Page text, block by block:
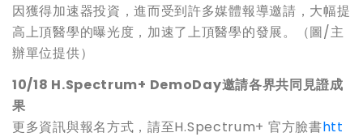
因獲得加速器投資，進而受到許多媒體報導邀請，大幅提
高上頂醫學的曝光度，加速了上頂醫學的發展。（圖/主
辦單位提供）
10/18 H.Spectrum+ DemoDay邀請各界共同見證成
果
更多資訊與報名方式，請至H.Spectrum+ 官方臉書htt